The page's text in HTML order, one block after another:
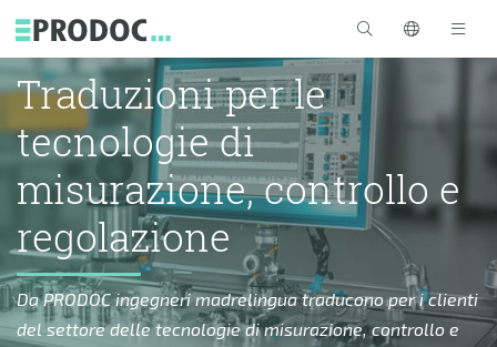
Traduzioni per le
tecnologie di
misurazione, controllo e
regolazione
Da PRODOC ingegneri madrelingua traducono per i clienti
del settore delle tecnologie di misurazione, controllo e